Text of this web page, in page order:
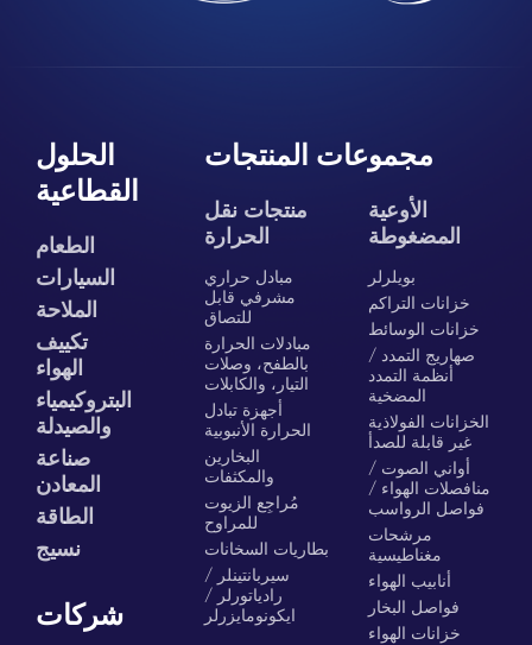
الحلول
القطاعية
الطعام
السيارات
الملاحة
تكييف
الهواء
البتروكيمياء
والصيدلة
صناعة
المعادن
الطاقة
نسيج
شركات
مجموعات المنتجات
منتجات نقل
الحرارة
مبادل حراري
مشرفي قابل
للتصاق
مبادلات الحرارة
بالطفح، وصلات
التيار، والكابلات
أجهزة تبادل
الحرارة الأنبوبية
البخارين
والمكثفات
مُراجِع الزيوت
للمراوح
بطاريات السخانات
سيربانتينلر /
رادياتورلر /
ايكونومايزرلر
الأوعية
المضغوطة
بويلرلر
خزانات التراكم
خزانات الوسائط
صهاريج التمدد /
أنظمة التمدد
المضخية
الخزانات الفولاذية
غير قابلة للصدأ
أواني الصوت /
منافصلات الهواء /
فواصل الرواسب
مرشحات
مغناطيسية
أنابيب الهواء
فواصل البخار
خزانات الهواء